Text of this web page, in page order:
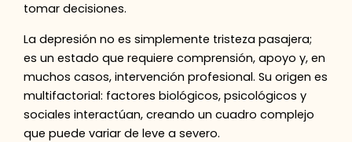
tomar decisiones.
La depresión no es simplemente tristeza pasajera;
es un estado que requiere comprensión, apoyo y, en
muchos casos, intervención profesional. Su origen es
multifactorial: factores biológicos, psicológicos y
sociales interactúan, creando un cuadro complejo
que puede variar de leve a severo.